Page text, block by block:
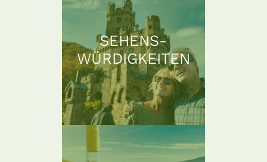
SEHENS-
WÜRDIGKEITEN